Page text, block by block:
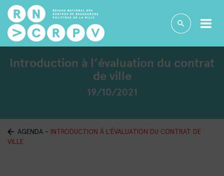
Introduction à l’évaluation du contrat
de ville
19/10/2021
AGENDA - INTRODUCTION À L’ÉVALUATION DU CONTRAT DE
VILLE